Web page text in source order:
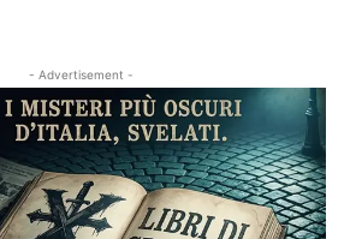
- Advertisement -